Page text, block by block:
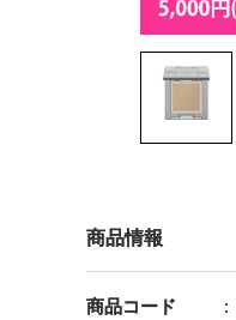
商品情報
商品コード